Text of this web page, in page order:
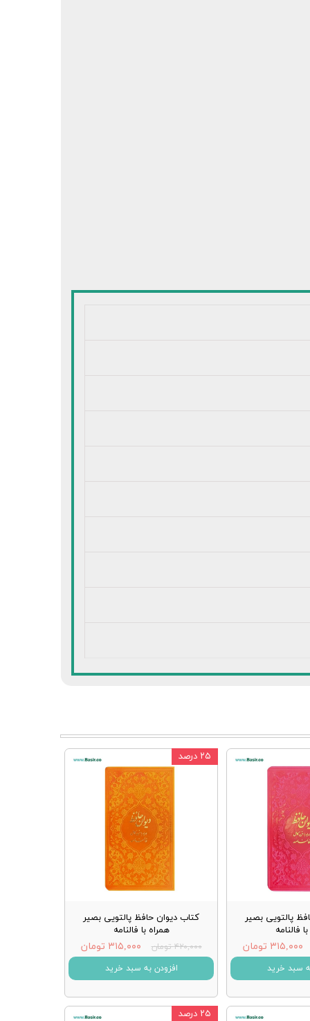
پالتویی بصیر
فالنامه
۳۱۵,۰۰۰ تومان
سبد خرید
کتاب دیوان حافظ پالتویی بصیر
همراه با فالنامه
۴۲۰,۰۰۰ تومان ۳۱۵,۰۰۰ تومان
افزودن به سبد خرید
۲۵ درصد
۲۵ درصد